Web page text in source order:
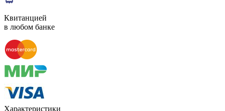
Квитанцией
в любом банке
Характеристики